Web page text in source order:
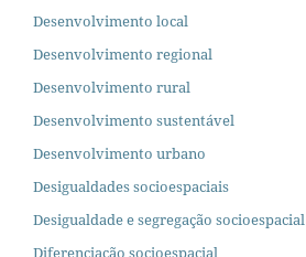
Desenvolvimento local
Desenvolvimento regional
Desenvolvimento rural
Desenvolvimento sustentável
Desenvolvimento urbano
Desigualdades socioespaciais
Desigualdade e segregação socioespacial
Diferenciação socioespacial